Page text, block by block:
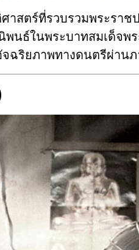
าสตร์ที่รวบรวมพระรา
พนธ์ในพระบาทสมเด็จ
จฉริยภาพทางดนตรีผ่าน